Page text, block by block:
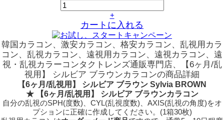
+
カートに入れる
韓国カラコン、激安カラコン、格安カラコン、乱視用カラ
コン、乱視カラコン、遠視用カラコン、遠視カラコン、遠
視・乱視カラーコンタクトレンズ通販専門店、【6ヶ月/乱
視用】 シルビア ブラウンカラコンの商品詳細
【6ヶ月/乱視用】 シルビア ブラウン Sylvia BROWN
★ 【6ヶ月/乱視用】 シルビア ブラウンカラコン
自分の乱視のSPH(度数)、CYL(乱視度数)、AXIS(乱視の角度)をオ
プションに正確に作成してください。(1箱30枚)